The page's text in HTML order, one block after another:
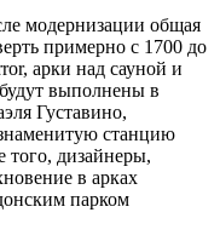
модернизации общая
примерно с 1700 до
арки над сауной и
выполнены в
Густавино,
станцию
дизайнеры,
в арках
парком